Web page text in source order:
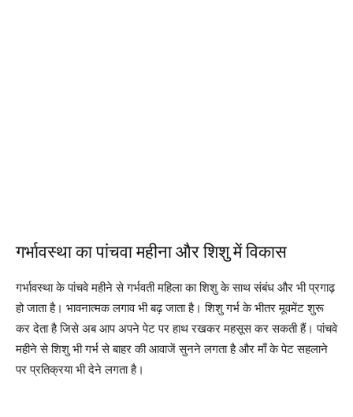
गर्भावस्था का पांचवा महीना और शिशु में विकास
गर्भावस्था के पांचवे महीने से गर्भवती महिला का शिशु के साथ संबंध और भी प्रगाढ़
हो जाता है। भावनात्मक लगाव भी बढ़ जाता है। शिशु गर्भ के भीतर मूवमेंट शुरू
कर देता है जिसे अब आप अपने पेट पर हाथ रखकर महसूस कर सकती हैं। पांचवे
महीने से शिशु भी गर्भ से बाहर की आवाजें सुनने लगता है और माँ के पेट सहलाने
पर प्रतिक्रया भी देने लगता है।